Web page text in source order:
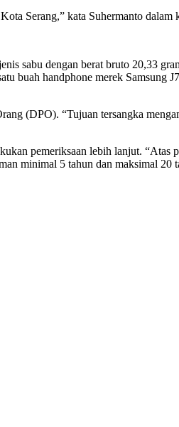
Serang,” kata Suhermanto dalam
sabu dengan berat bruto 20,33
buah handphone merek Samsung
(DPO). “Tujuan tersangka
pemeriksaan lebih lanjut. “Atas
minimal 5 tahun dan maksimal 20